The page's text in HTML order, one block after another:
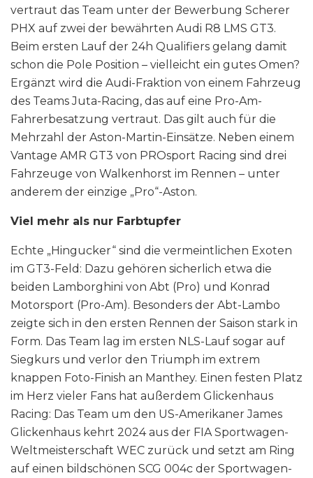
vertraut das Team unter der Bewerbung Scherer
PHX auf zwei der bewährten Audi R8 LMS GT3.
Beim ersten Lauf der 24h Qualifiers gelang damit
schon die Pole Position – vielleicht ein gutes Omen?
Ergänzt wird die Audi-Fraktion von einem Fahrzeug
des Teams Juta-Racing, das auf eine Pro-Am-
Fahrerbesatzung vertraut. Das gilt auch für die
Mehrzahl der Aston-Martin-Einsätze. Neben einem
Vantage AMR GT3 von PROsport Racing sind drei
Fahrzeuge von Walkenhorst im Rennen – unter
anderem der einzige „Pro“-Aston.
Viel mehr als nur Farbtupfer
Echte „Hingucker“ sind die vermeintlichen Exoten
im GT3-Feld: Dazu gehören sicherlich etwa die
beiden Lamborghini von Abt (Pro) und Konrad
Motorsport (Pro-Am). Besonders der Abt-Lambo
zeigte sich in den ersten Rennen der Saison stark in
Form. Das Team lag im ersten NLS-Lauf sogar auf
Siegkurs und verlor den Triumph im extrem
knappen Foto-Finish an Manthey. Einen festen Platz
im Herz vieler Fans hat außerdem Glickenhaus
Racing: Das Team um den US-Amerikaner James
Glickenhaus kehrt 2024 aus der FIA Sportwagen-
Weltmeisterschaft WEC zurück und setzt am Ring
auf einen bildschönen SCG 004c der Sportwagen-